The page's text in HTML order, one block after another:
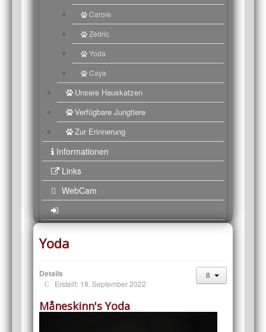
Carole
Zedric
Yoda
Caya
Unsere Hauskatzen
Verfügbare Jungtiere
Zur Erinnerung
Informationen
Links
WebCam
Yoda
Details
Erstellt: 18. September 2022
Måneskinn's Yoda